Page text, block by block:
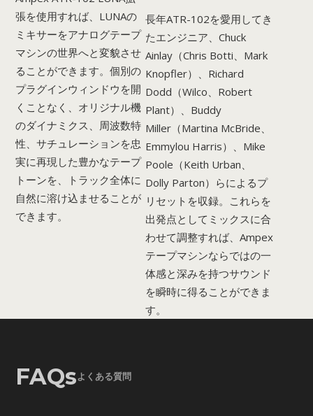
張を使用すれば、LUNAの
ミキサーをアナログテープ
マシンの世界へと変貌させ
ることができます。個別の
プラグインウィンドウを開
くことなく、オリジナル機
のダイナミクス、周波数特
性、サチュレーションを忠
実に再現した豊かなテープ
トーンを、トラック全体に
自然に溶け込ませることが
できます。
長年ATR-102を愛用してき
たエンジニア、Chuck
Ainlay（Chris Botti、Mark
Knopfler）、Richard
Dodd（Wilco、Robert
Plant）、Buddy
Miller（Martina McBride、
Emmylou Harris）、Mike
Poole（Keith Urban、
Dolly Parton）らによるプ
リセットを収録。これらを
出発点としてミックスに合
わせて調整すれば、Ampex
テープマシンならではの一
体感と深みを持つサウンド
を瞬時に得ることができま
す。
FAQsよくある質問